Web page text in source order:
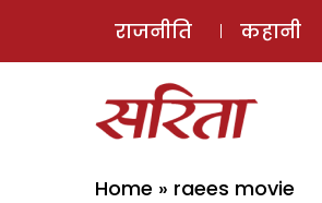
राजनीति कहानी
Home » raees movie